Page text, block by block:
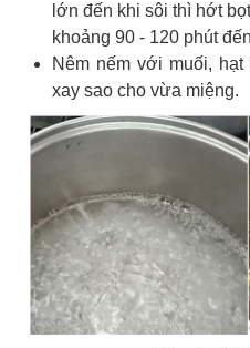
lớn đến khi sôi thì hớt
khoảng 90 - 120 phút
Nêm nếm với muối,
xay sao cho vừa miệng.